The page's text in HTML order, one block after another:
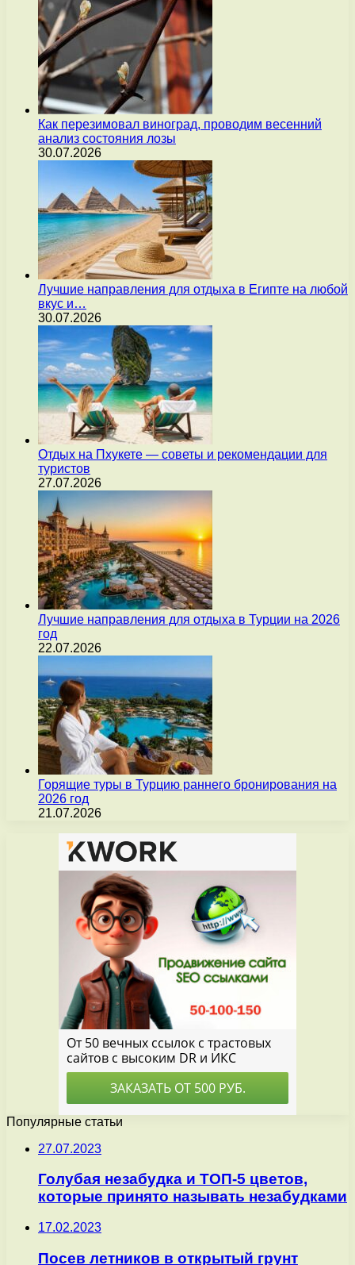
Как перезимовал виноград, проводим весенний
анализ состояния лозы
30.07.2026
Лучшие направления для отдыха в Египте на любой
вкус и…
30.07.2026
Отдых на Пхукете — советы и рекомендации для
туристов
27.07.2026
Лучшие направления для отдыха в Турции на 2026
год
22.07.2026
Горящие туры в Турцию раннего бронирования на
2026 год
21.07.2026
Популярные статьи
27.07.2023
Голубая незабудка и ТОП-5 цветов,
которые принято называть незабудками
17.02.2023
Посев летников в открытый грунт